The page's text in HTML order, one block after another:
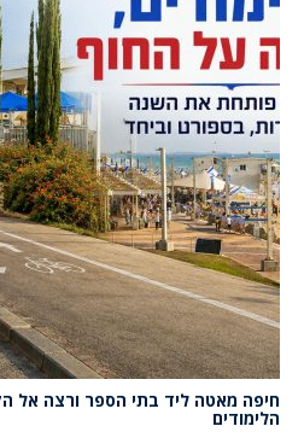
חיפה מאטה ליד בתי הספר ורצה אל
הלימודים